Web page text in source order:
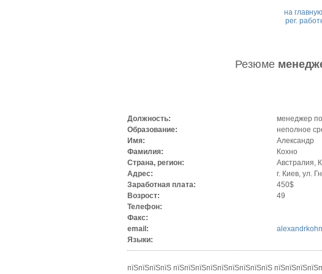
на главную
рег.
Резюме
Должность:
менеджер
Образование:
неполное
Имя:
Александр
Фамилия:
Кохно
Страна, регион:
Австралия,
Адрес:
г. Киев, ул.
Заработная плата:
450$
Возрост:
49
Телефон:
Факс:
email:
Языки:
пїЅпїЅпїЅпїЅ пїЅпїЅпїЅпїЅпїЅпїЅпїЅпїЅпїЅ